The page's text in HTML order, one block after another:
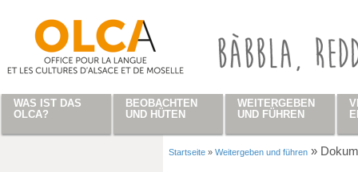
Sie sind hier
Startseite » Weitergeben und führen »
WAS IST DAS
OLCA?
BEOBACHTEN
UND HÜTEN
WEITERGEBEN
UND FÜHREN